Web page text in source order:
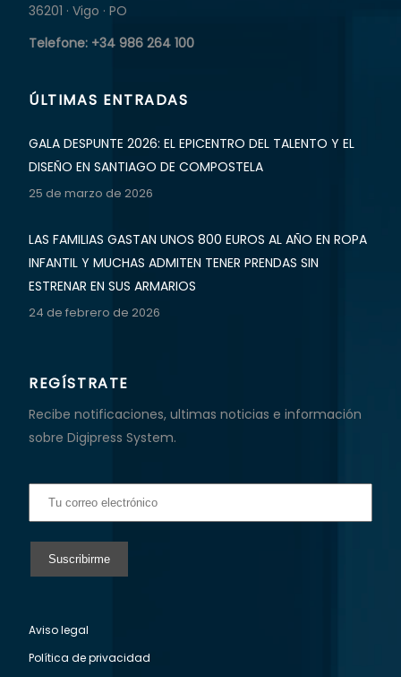
36201 · Vigo · PO
Telefone: +34 986 264 100
ÚLTIMAS ENTRADAS
GALA DESPUNTE 2026: EL EPICENTRO DEL TALENTO Y EL
DISEÑO EN SANTIAGO DE COMPOSTELA
25 de marzo de 2026
LAS FAMILIAS GASTAN UNOS 800 EUROS AL AÑO EN ROPA
INFANTIL Y MUCHAS ADMITEN TENER PRENDAS SIN
ESTRENAR EN SUS ARMARIOS
24 de febrero de 2026
REGÍSTRATE
Recibe notificaciones, ultimas noticias e información
sobre Digipress System.
Aviso legal
Política de privacidad